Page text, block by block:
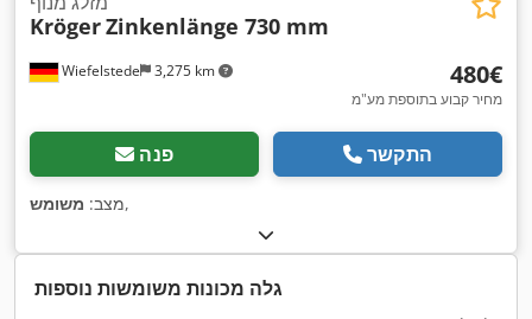
Wiefelstede 3,275 km
KrögerZinkenlänge 730 mm
‏480 ‏€
מחיר קבוע בתוספת מע"מ
פנה התקשר
מצב: משומש ,
גלה מכונות משומשות נוספות